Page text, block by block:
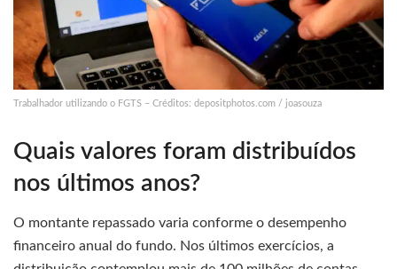
Trabalhador utilizando o FGTS – Créditos: depositphotos.com / joasouza
Quais valores foram distribuídos
nos últimos anos?
O montante repassado varia conforme o desempenho
financeiro anual do fundo. Nos últimos exercícios, a